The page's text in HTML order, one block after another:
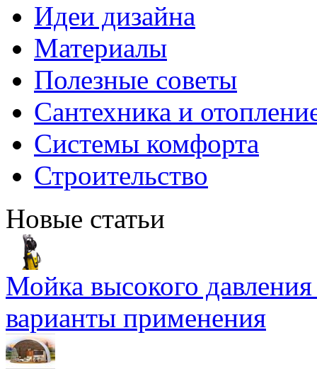
Идеи дизайна
Материалы
Полезные советы
Сантехника и
Системы комфорта
Строительство
Новые статьи
Мойка высокого
варианты применения